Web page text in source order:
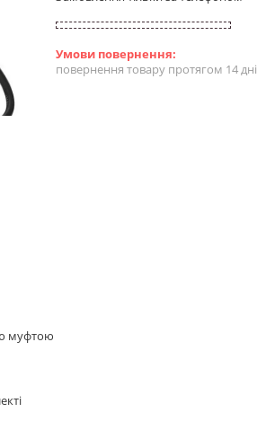
повернення товару протягом 14
муфтою